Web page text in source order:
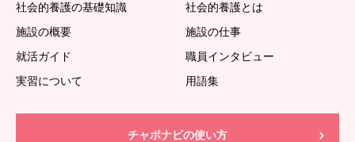
社会的養護の基礎知識
社会的養護とは
施設の概要
施設の仕事
就活ガイド
職員インタビュー
実習について
用語集
チャボナビの使い方